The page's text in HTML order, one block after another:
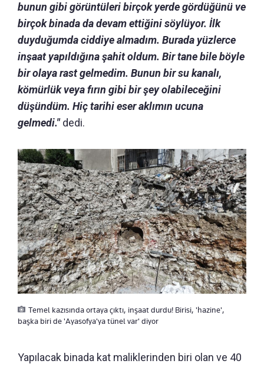
bunun gibi görüntüleri birçok yerde gördüğünü ve
birçok binada da devam ettiğini söylüyor. İlk
duyduğumda ciddiye almadım. Burada yüzlerce
inşaat yapıldığına şahit oldum. Bir tane bile böyle
bir olaya rast gelmedim. Bunun bir su kanalı,
kömürlük veya fırın gibi bir şey olabileceğini
düşündüm. Hiç tarihi eser aklımın ucuna
gelmedi."dedi.
Temel kazısında ortaya çıktı, inşaat durdu! Birisi, 'hazine',
başka biri de 'Ayasofya'ya tünel var' diyor
Yapılacak binada kat maliklerinden biri olan ve 40